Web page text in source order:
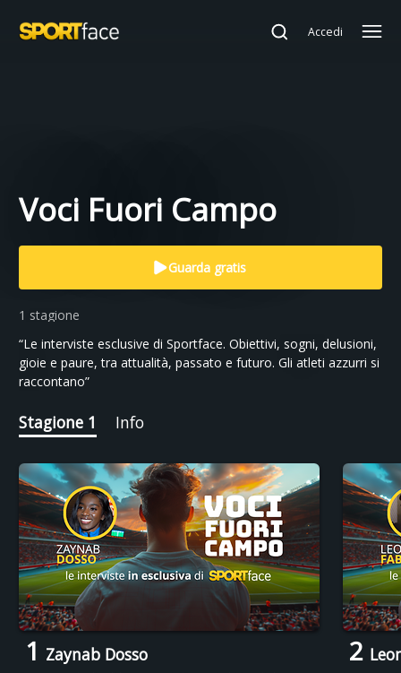
Accedi
Voci Fuori Campo
Guarda gratis
1 stagione
“Le interviste esclusive di Sportface. Obiettivi, sogni, delusioni,
gioie e paure, tra attualità, passato e futuro. Gli atleti azzurri si
raccontano”
Stagione 1 Info
1 Zaynab Dosso 2